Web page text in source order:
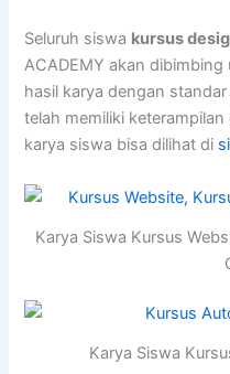
Seluruh siswa kursus
ACADEMY akan
hasil karya dengan
telah memiliki
karya siswa bisa dilihat di
Karya Siswa Kursus
Karya Siswa